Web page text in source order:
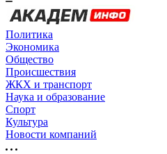
Политика
Экономика
Общество
Происшествия
ЖКХ и транспорт
Наука и образование
Спорт
Культура
Новости компаний